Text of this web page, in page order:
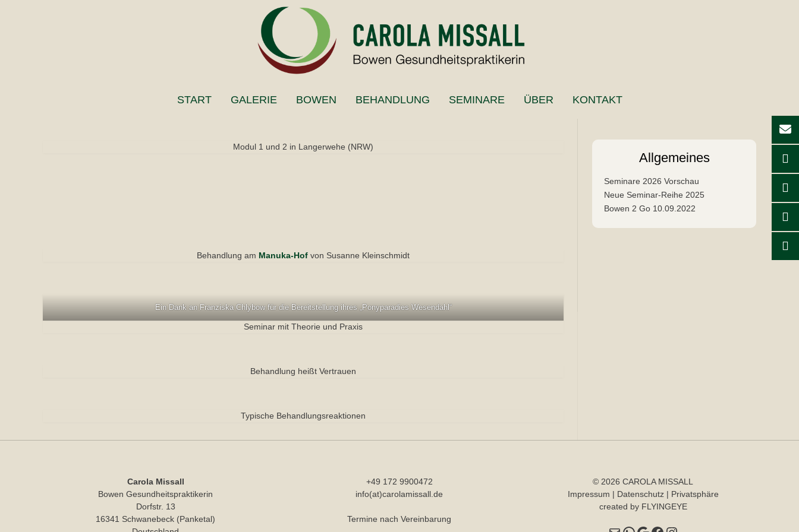
START GALERIE BOWEN BEHANDLUNG SEMINARE ÜBER KONTAKT
Modul 1 und 2 in Langerwehe (NRW)
Behandlung am Manuka-Hof von Susanne Kleinschmidt
Ein Dank an Franziska Chlybow für die Bereitstellung ihres „Ponyparadies Wesendahl“
Seminar mit Theorie und Praxis
Behandlung heißt Vertrauen
Typische Behandlungsreaktionen
Allgemeines
Seminare 2026 Vorschau
Neue Seminar-Reihe 2025
Bowen 2 Go 10.09.2022
Carola Missall
Bowen Gesundheitspraktikerin
Dorfstr. 13
16341 Schwanebeck (Panketal)
+49 172 9900472
info(at)carolamissall.de
Termine nach Vereinbarung
© 2026 CAROLA MISSALL
Impressum | Datenschutz| Privatsphäre
created by FLYINGEYE